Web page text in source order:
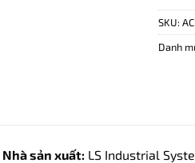
SKU:
Danh
Nhà sản xuất: LS Industrial